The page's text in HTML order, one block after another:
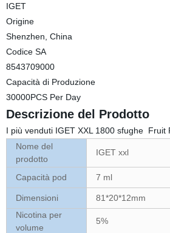
IGET
Origine
Shenzhen, China
Codice SA
8543709000
Capacità di Produzione
30000PCS Per Day
Descrizione del Prodotto
I più venduti IGET XXL 1800 sfughe
Nome del
prodotto
IGET xxl
Capacità pod 7 ml
Dimensioni
81*20*12mm
Nicotina per
volume
5%